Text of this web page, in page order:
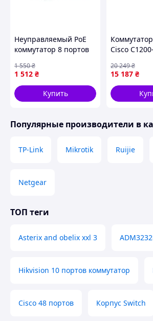
Неуправляемый PoE
коммутатор 8 портов
Gigabit Uplink 52В
1 512 ₴
1 550₴
Купить
Cisco
15 187 ₴
20 249₴
Популярные производители в
TP-Link Mikrotik Ruijie
Netgear
ТОП теги
Asterix and obelix xxl 3
Hikvision 10 портов коммутатор
Cisco 48 портов Корпус Switch